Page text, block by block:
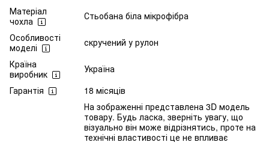
Матеріал
чохла
Стьобана біла мікрофібра
Особливості
моделі
скручений у рулон
Країна
виробник
Україна
Гарантія
18 місяців
На зображенні представлена 3D модель
товару. Будь ласка, зверніть увагу, що
візуально він може відрізнятись, проте на
технічні властивості це не впливає